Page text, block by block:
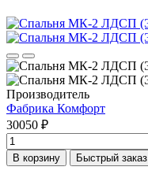
Производитель
Фабрика Комфорт
30050 ₽
В корзину Быстрый заказ